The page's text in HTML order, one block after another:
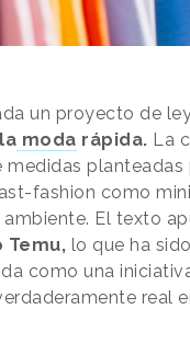
un proyecto de
moda rápida. La
medidas
fashion como
El texto
Temu, lo que ha
como una
real